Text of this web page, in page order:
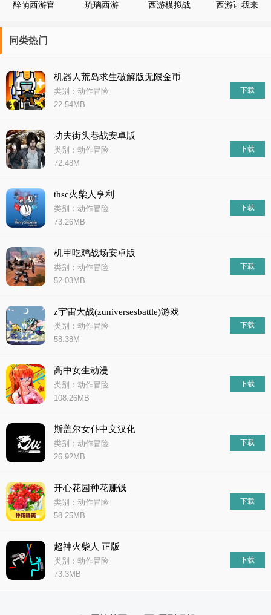
醉萌西游官
琉璃西游
西游模拟战
西游让我来
同类热门
机器人荒岛求生破解版无限金币
类别：动作冒险
22.54MB
下载
功夫街头巷战安卓版
类别：动作冒险
72.48M
下载
thsc火柴人亨利
类别：动作冒险
73.26MB
下载
机甲吃鸡战场安卓版
类别：动作冒险
52.03MB
下载
z宇宙大战(zuniversesbattle)游戏
类别：动作冒险
58.38M
下载
高中女生动漫
类别：动作冒险
108.26MB
下载
斯盖尔女仆中文汉化
类别：动作冒险
26.92MB
下载
开心花园种花赚钱
类别：动作冒险
58.25MB
下载
超神火柴人 正版
类别：动作冒险
73.3MB
下载